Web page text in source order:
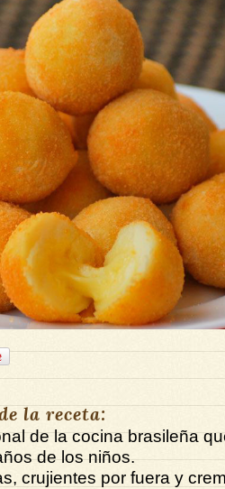
la receta:
de la cocina brasileña
de los niños.
crujientes por fuera y